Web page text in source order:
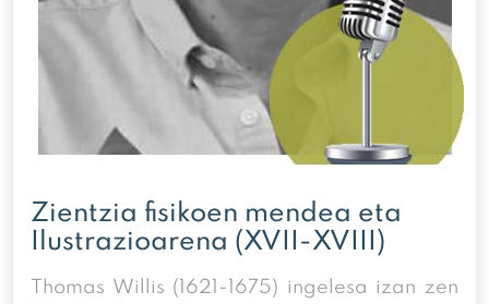
Zientzia fisikoen mendea eta
Ilustrazioarena (XVII-XVIII)
Thomas Willis (1621-1675) ingelesa izan zen